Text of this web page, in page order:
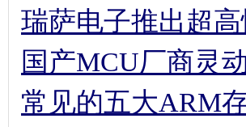
瑞萨电子推出超
国产MCU厂商灵
常见的五大ARM